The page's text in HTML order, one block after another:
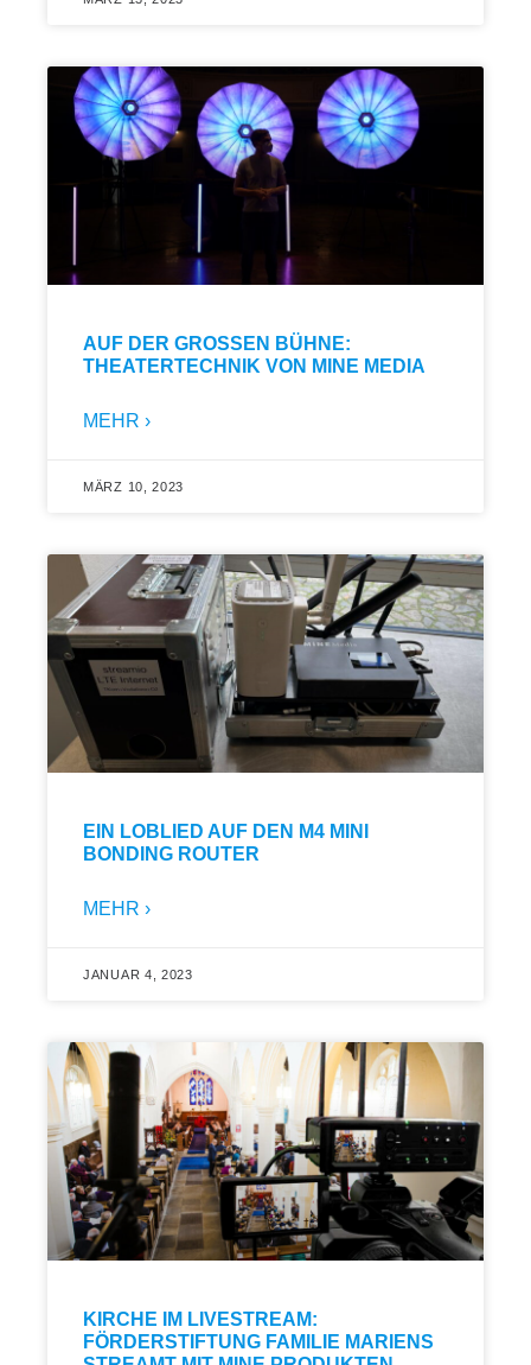
AUF DER GROSSEN BÜHNE: T
HEATERTECHNIK VON MINE MEDIA
MEHR ›
MÄRZ 10, 2023
EIN LOBLIED AUF DEN M4 MINI
BONDING ROUTER
MEHR ›
JANUAR 4, 2023
KIRCHE IM LIVESTREAM:
FÖRDERSTIFTUNG FAMILIE MARIENS